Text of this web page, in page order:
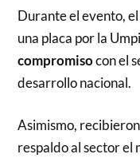
Durante el evento,
una placa por la
compromisocon el
desarrollo nacional.
Asimismo,
respaldo al sector el